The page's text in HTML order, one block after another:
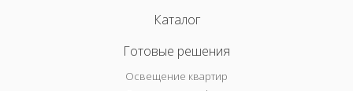
Каталог
Готовые решения
Освещение квартир